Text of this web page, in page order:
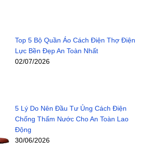
Top 5 Bộ Quần Áo Cách Điện Thợ Điện
Lực Bền Đẹp An Toàn Nhất
02/07/2026
5 Lý Do Nên Đầu Tư Ủng Cách Điện
Chống Thấm Nước Cho An Toàn Lao
Động
30/06/2026